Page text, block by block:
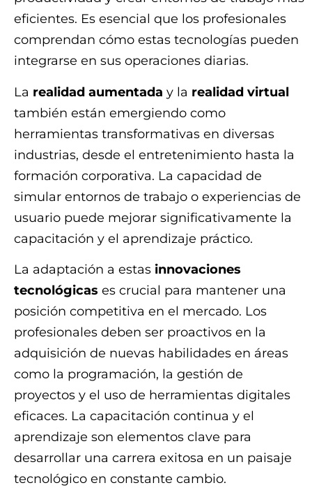
eficientes. Es esencial que los profesionales
comprendan cómo estas tecnologías pueden
integrarse en sus operaciones diarias.
La realidad aumentada y la realidad virtual
también están emergiendo como
herramientas transformativas en diversas
industrias, desde el entretenimiento hasta la
formación corporativa. La capacidad de
simular entornos de trabajo o experiencias de
usuario puede mejorar significativamente la
capacitación y el aprendizaje práctico.
La adaptación a estas innovaciones
tecnológicas es crucial para mantener una
posición competitiva en el mercado. Los
profesionales deben ser proactivos en la
adquisición de nuevas habilidades en áreas
como la programación, la gestión de
proyectos y el uso de herramientas digitales
eficaces. La capacitación continua y el
aprendizaje son elementos clave para
desarrollar una carrera exitosa en un paisaje
tecnológico en constante cambio.